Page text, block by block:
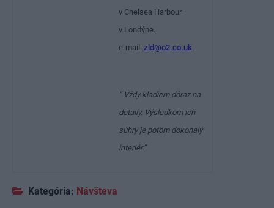
v Chelsea Harbour
v Londýne.
e-mail: zld@o2.co.uk
“ Vždy kladiem dôraz na
detaily. Výsledkom ich
súhry je potom dokonalý
interiér.”
Kategória: Návšteva